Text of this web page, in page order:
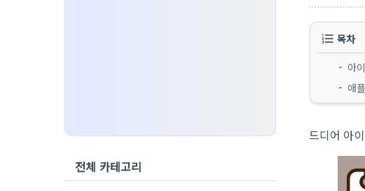
목차
아
애
드디어 아
전체 카테고리